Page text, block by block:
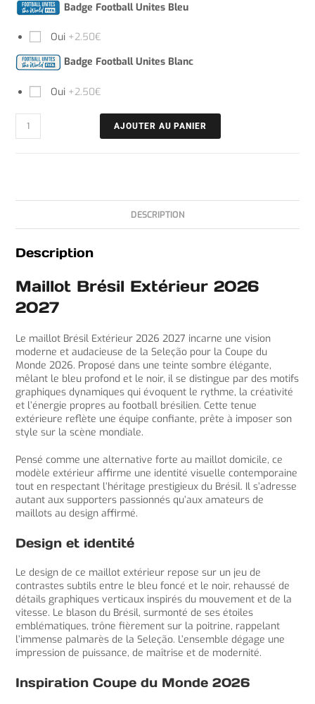
Badge Football Unites Bleu
Oui +2.50€
Badge Football Unites Blanc
Oui +2.50€
AJOUTER AU PANIER
DESCRIPTION
Description
Maillot Brésil Extérieur 2026
2027
Le maillot Brésil Extérieur 2026 2027 incarne une vision
moderne et audacieuse de la Seleção pour la Coupe du
Monde 2026. Proposé dans une teinte sombre élégante,
mêlant le bleu profond et le noir, il se distingue par des motifs
graphiques dynamiques qui évoquent le rythme, la créativité
et l’énergie propres au football brésilien. Cette tenue
extérieure reflète une équipe confiante, prête à imposer son
style sur la scène mondiale.
Pensé comme une alternative forte au maillot domicile, ce
modèle extérieur affirme une identité visuelle contemporaine
tout en respectant l’héritage prestigieux du Brésil. Il s’adresse
autant aux supporters passionnés qu’aux amateurs de
maillots au design affirmé.
Design et identité
Le design de ce maillot extérieur repose sur un jeu de
contrastes subtils entre le bleu foncé et le noir, rehaussé de
détails graphiques verticaux inspirés du mouvement et de la
vitesse. Le blason du Brésil, surmonté de ses étoiles
emblématiques, trône fièrement sur la poitrine, rappelant
l’immense palmarès de la Seleção. L’ensemble dégage une
impression de puissance, de maîtrise et de modernité.
Inspiration Coupe du Monde 2026